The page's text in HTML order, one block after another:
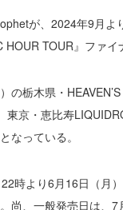
が、2024年9月よ
TOUR』ファイ
の栃木県・
東京・恵比寿
なっている。
時より6月16日（月
尚、一般発売日は、7